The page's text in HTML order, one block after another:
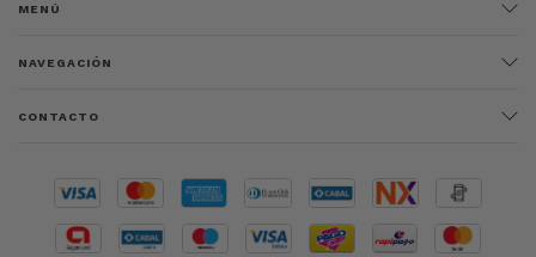
MENÚ
NAVEGACIÓN
CONTACTO